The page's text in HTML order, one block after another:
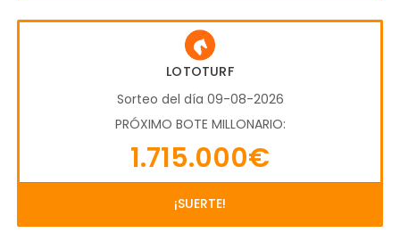
LOTOTURF
Sorteo del día 09-08-2026
PRÓXIMO BOTE MILLONARIO:
1.715.000€
¡SUERTE!